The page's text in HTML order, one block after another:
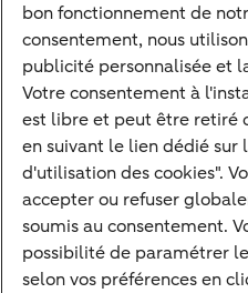
Notre raison d'être
Devenir client
Diversifier vos classes
Structurer votre
Développer votre
Banque à distance
Actualités
Contact
bon fonctionnement de
consentement, nous
publicité personnalisée et
Votre consentement à
est libre et peut être retiré
en suivant le lien dédié
d'utilisation des cookies".
accepter ou refuser
soumis au consentement.
possibilité de paramétrer
selon vos préférences en